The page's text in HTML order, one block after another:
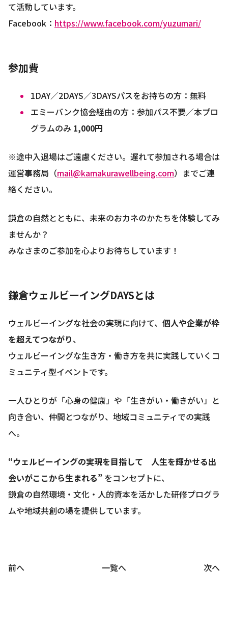
て活動しています。
Facebook： https://www.facebook.com/yuzumari/
参加費
1DAY／2DAYS／3DAYSパスをお持ちの方：無料
エミーバンク協会経由の方：参加パス不要／本プロ
グラムのみ 1,000円
※途中入退場はご遠慮ください。遅れて参加される場合は
運営事務局（mail@kamakurawellbeing.com）までご連
絡ください。
鎌倉の自然とともに、未来のおカネのかたちを体験してみ
ませんか？
みなさまのご参加を心よりお待ちしています！
鎌倉ウェルビーイングDAYSとは
ウェルビーイングな社会の実現に向けて、 個人や企業が枠
を超えてつながり、
ウェルビーイングな生き方・働き方を共に実践していくコ
ミュニティ型イベントです。
一人ひとりが「心身の健康」や「生きがい・働きがい」と
向き合い、仲間とつながり、地域コミュニティでの実践
へ。
“ウェルビーイングの実現を目指して 人生を輝かせる出
会いがここから生まれる” をコンセプトに、
鎌倉の自然環境・文化・人的資本を活かした研修プログラ
ムや地域共創の場を提供しています。
前へ 一覧へ 次へ